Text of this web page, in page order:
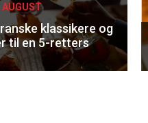
AUGUST
klassikere og
til en 5-retters